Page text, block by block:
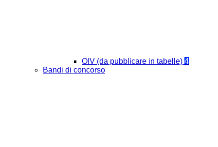
OIV (da pubblicare in tabelle) 4
Bandi di concorso